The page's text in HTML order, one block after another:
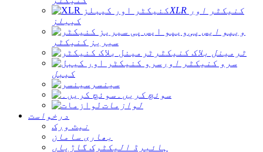
XLR کنیکٹر اور
کیبلز
ویپو ایس پی
سیریز کنیکٹر
ٹرمینل بلاک کنیکٹر
سرو کنیکٹر اور
کیبل
سینسر
سوئچ کریں۔
لوازمات
درخواست
نیٹ ورک
بھاری سامان
ہائبرڈ الیکٹرک گاڑیاں